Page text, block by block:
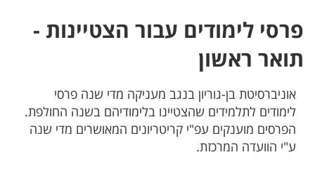
פרסי לימודים עבור הצטיינות -
תואר ראשון
אוניברסיטת בן-גוריון בנגב מעניקה מדי שנה פרסי
לימודים לתלמידים שהצטיינו בלימודיהם בשנה החולפת.
הפרסים מוענקים עפ"י קריטריונים המאושרים מדי שנה
ע"י הוועדה המרכזת.